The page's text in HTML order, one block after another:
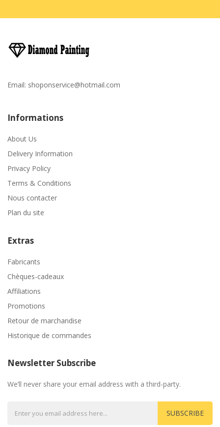
Email: shoponservice@hotmail.com
Informations
About Us
Delivery Information
Privacy Policy
Terms & Conditions
Nous contacter
Plan du site
Extras
Fabricants
Chèques-cadeaux
Affiliations
Promotions
Retour de marchandise
Historique de commandes
Newsletter Subscribe
We’ll never share your email address with a third-party.
SUBSCRIBE